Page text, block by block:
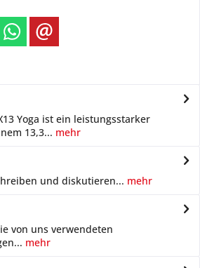
Yoga ist ein leistungsstarker
13,3... mehr
und diskutieren... mehr
von uns verwendeten
mehr